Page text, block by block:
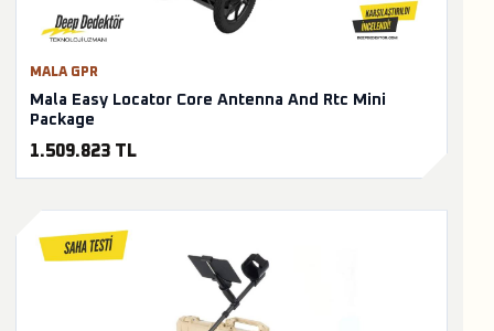
MALA GPR
Mala Easy Locator Core Antenna And Rtc Mini
Package
1.509.823 TL